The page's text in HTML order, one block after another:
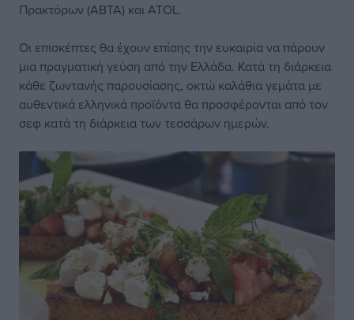
Πρακτόρων (ABTA) και ATOL.
Οι επισκέπτες θα έχουν επίσης την ευκαιρία να πάρουν
μια πραγματική γεύση από την Ελλάδα. Κατά τη διάρκεια
κάθε ζωντανής παρουσίασης, οκτώ καλάθια γεμάτα με
αυθεντικά ελληνικά προϊόντα θα προσφέρονται από τον
σεφ κατά τη διάρκεια των τεσσάρων ημερών.